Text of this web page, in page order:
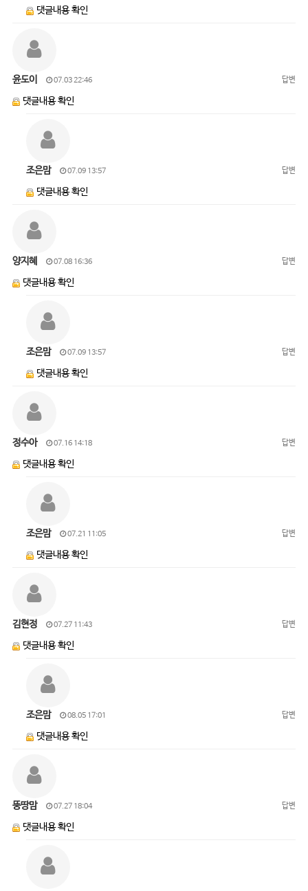
댓글내용 확인
윤도이 07.03 22:46 답변
댓글내용 확인
조은맘 07.09 13:57 답변
댓글내용 확인
양지혜 07.08 16:36 답변
댓글내용 확인
조은맘 07.09 13:57 답변
댓글내용 확인
정수아 07.16 14:18 답변
댓글내용 확인
조은맘 07.21 11:05 답변
댓글내용 확인
김현정 07.27 11:43 답변
댓글내용 확인
조은맘 08.05 17:01 답변
댓글내용 확인
뚱땅맘 07.27 18:04 답변
댓글내용 확인